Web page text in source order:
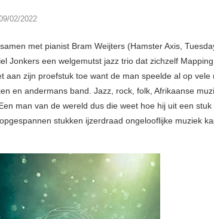
02/2022
met pianist Bram Weijters (Hamster Axis,
Jonkers een welgemutst jazz trio dat zichzelf
aan zijn proefstuk toe want de man speelde al op vele
en andermans band. Jazz, rock, folk, Afrikaanse
man van de wereld dus die weet hoe hij uit een stuk
stukken ijzerdraad ongelooflijke muziek